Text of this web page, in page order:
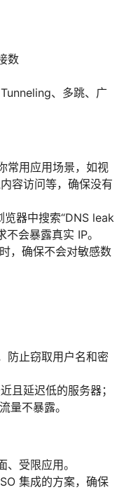
数
、多跳、广
常用应用场景，如视
容访问等，确保没有
器中搜索“DNS leak
会暴露真实 IP。
，确保不会对敏感数
防止窃取用户名和密
且延迟低的服务器；
量不暴露。
受限应用。
集成的方案，确保